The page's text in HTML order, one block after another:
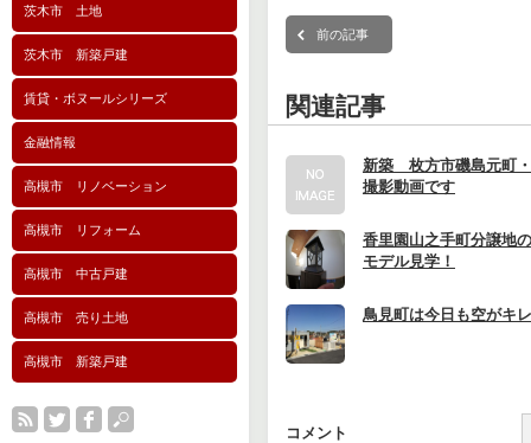
茨木市 土地
茨木市 新築戸建
賃貸・ボヌールシリーズ
金融情報
高槻市 リノベーション
高槻市 リフォーム
高槻市 中古戸建
高槻市 売り土地
高槻市 新築戸建
前の記事
関連記事
新築 枚方市磯島元町
撮影動画です
香里園山之手町分譲地
モデル見学！
鳥見町は今日も空がキ
コメント